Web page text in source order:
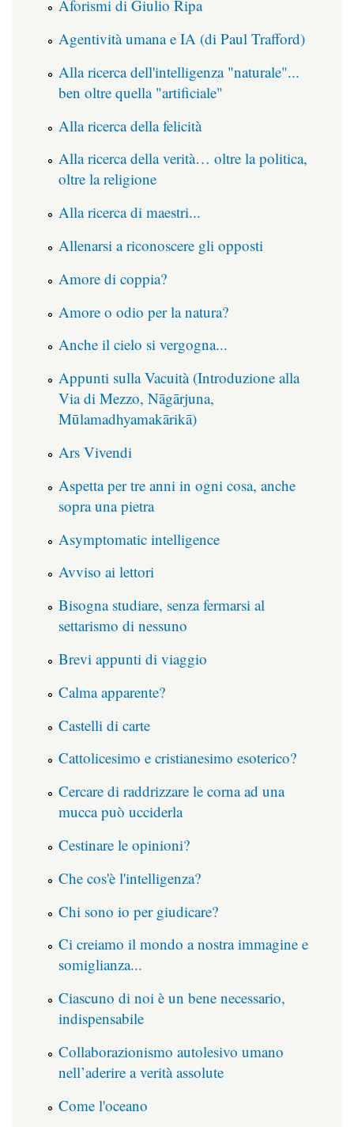
Aforismi di Giulio Ripa
Agentività umana e IA (di Paul Trafford)
Alla ricerca dell'intelligenza "naturale"...
ben oltre quella "artificiale"
Alla ricerca della felicità
Alla ricerca della verità… oltre la politica,
oltre la religione
Alla ricerca di maestri...
Allenarsi a riconoscere gli opposti
Amore di coppia?
Amore o odio per la natura?
Anche il cielo si vergogna...
Appunti sulla Vacuità (Introduzione alla
Via di Mezzo, Nāgārjuna,
Mūlamadhyamakārikā)
Ars Vivendi
Aspetta per tre anni in ogni cosa, anche
sopra una pietra
Asymptomatic intelligence
Avviso ai lettori
Bisogna studiare, senza fermarsi al
settarismo di nessuno
Brevi appunti di viaggio
Calma apparente?
Castelli di carte
Cattolicesimo e cristianesimo esoterico?
Cercare di raddrizzare le corna ad una
mucca può ucciderla
Cestinare le opinioni?
Che cos'è l'intelligenza?
Chi sono io per giudicare?
Ci creiamo il mondo a nostra immagine e
somiglianza...
Ciascuno di noi è un bene necessario,
indispensabile
Collaborazionismo autolesivo umano
nell’aderire a verità assolute
Come l'oceano